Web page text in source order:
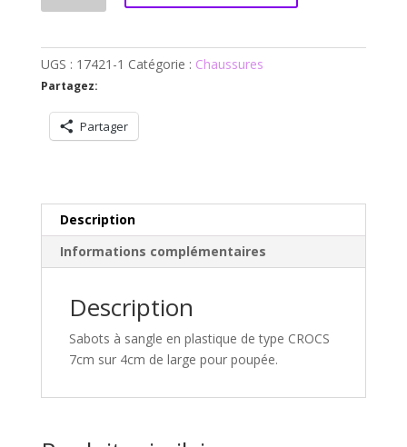
CROCS
UGS : 17421-1 Catégorie : Chaussures
Partagez:
Partager
Description
Informations complémentaires
Description
Sabots à sangle en plastique de type CROCS
7cm sur 4cm de large pour poupée.